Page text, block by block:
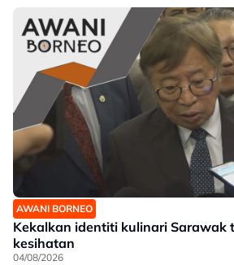
AWANI BORNEO
Kekalkan identiti kulinari Sarawak
kesihatan
04/08/2026